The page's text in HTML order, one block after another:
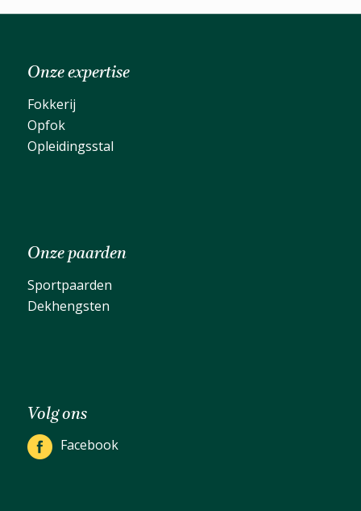
Onze expertise
Fokkerij
Opfok
Opleidingsstal
Onze paarden
Sportpaarden
Dekhengsten
Volg ons
Facebook